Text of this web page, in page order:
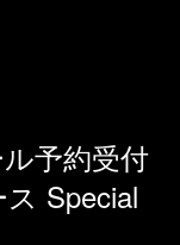
予約受付
Special